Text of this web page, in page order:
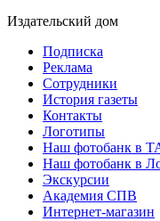
Издательский дом
Подписка
Реклама
Сотрудники
История газеты
Контакты
Логотипы
Наш фотобанк в
Наш фотобанк в
Экскурсии
Академия СПВ
Интернет-магазин